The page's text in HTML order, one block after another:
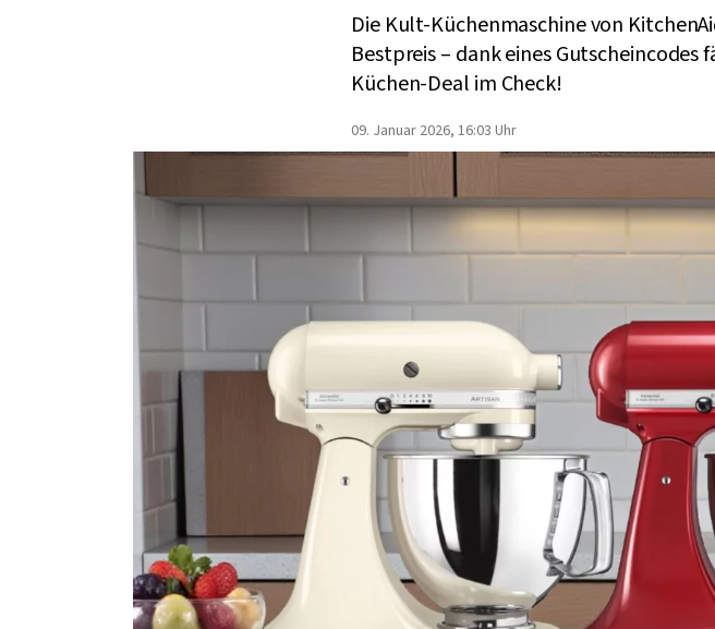
Die Kult-Küchenmaschine von
Bestpreis – dank eines
Küchen-Deal im Check!
09. Januar 2026, 16:03 Uhr